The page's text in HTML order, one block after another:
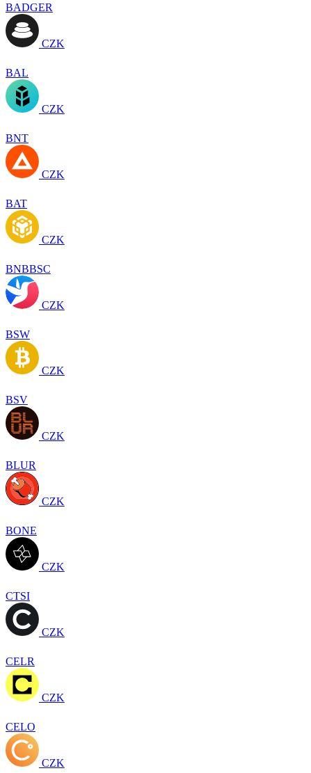
BADGER
CZK
BAL
CZK
BNT
CZK
BAT
CZK
BNBBSC
CZK
BSW
CZK
BSV
CZK
BLUR
CZK
BONE
CZK
CTSI
CZK
CELR
CZK
CELO
CZK